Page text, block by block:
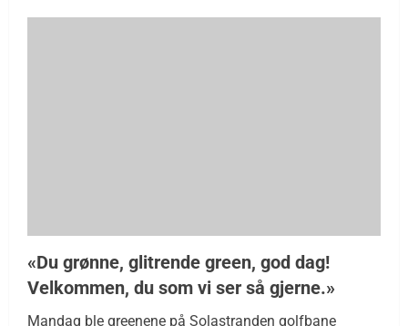
«Du grønne, glitrende green, god dag!
Velkommen, du som vi ser så gjerne.»
Mandag ble greenene på Solastranden golfbane